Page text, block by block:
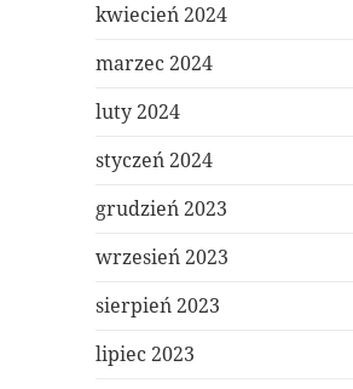
kwiecień 2024
marzec 2024
luty 2024
styczeń 2024
grudzień 2023
wrzesień 2023
sierpień 2023
lipiec 2023